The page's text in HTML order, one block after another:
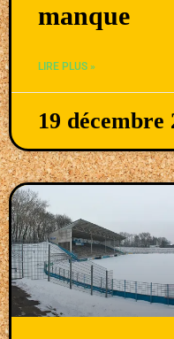
manque
LIRE PLUS »
19 décembre